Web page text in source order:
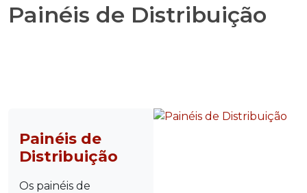
Painéis de Distribuição
Painéis de
Distribuição
Os painéis de